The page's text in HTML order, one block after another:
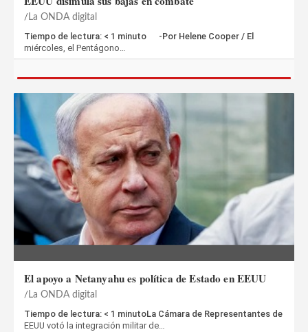
La ONDA digital
Tiempo de lectura: < 1 minuto -Por Helene Cooper / El
miércoles, el Pentágono…
El apoyo a Netanyahu es política de Estado en EEUU
La ONDA digital
Tiempo de lectura: < 1 minutoLa Cámara de Representantes de
EEUU votó la integración militar de…